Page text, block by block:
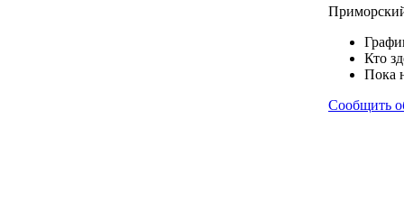
Кто
Пока
Сообщить